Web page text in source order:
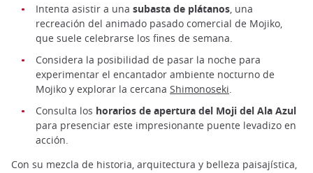
Intenta asistir a una subasta de plátanos, una
recreación del animado pasado comercial de Mojiko,
que suele celebrarse los fines de semana.
Considera la posibilidad de pasar la noche para
experimentar el encantador ambiente nocturno de
Mojiko y explorar la cercana Shimonoseki.
Consulta los horarios de apertura del Moji del Ala Azul
para presenciar este impresionante puente levadizo en
acción.
Con su mezcla de historia, arquitectura y belleza paisajística,